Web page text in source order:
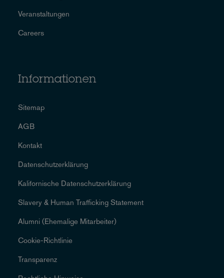
Veranstaltungen
Careers
Informationen
Sitemap
AGB
Kontakt
Datenschutzerklärung
Kalifornische Datenschutzerklärung
Slavery & Human Trafficking Statement
Alumni (Ehemalige Mitarbeiter)
Cookie-Richtlinie
Transparenz